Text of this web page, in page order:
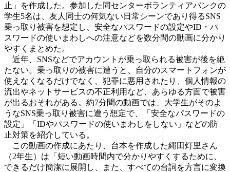
止」を作成した。参加した同センターボランティアバンクの
学生5名は、友人同士の何気ない日常シーンであり得るSNS
乗っ取り被害を想定し、安全なパスワードの設定やID・パ
スワードの使いまわしへの注意などを数分間の動画に分かり
やすくまとめた。
近年、SNSなどでアカウントが乗っ取られる被害が後を絶
たない。乗っ取りの被害に遭うと、自分のスマートフォンが
使えなくなるだけでなく、犯罪に悪用されたり、個人情報の
流出やネットサービスの不正利用など、あらゆる方面で被害
が出るおそれがある。約7分間の動画では、大学生がそのよ
うなSNS乗っ取り被害に遭う想定で、「安全なパスワードの
設定」「IDやパスワードの使いまわしをしない」などの防
止対策を紹介している。
この動画の作成にあたり、台本を作成した縄田灯里さん
（2年生）は「短い動画時間内で分かりやすくするために、
できるだけ簡潔に展開し、また、すべての台詞を方言に変換